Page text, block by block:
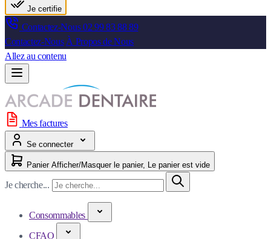
Je certifie
Contactez-Nous02 99 83 88 89
Contactez-Nous À Propos de Nous
Allez au contenu
Mes factures
Se connecter
Panier Afficher/Masquer le panier, Le panier est vide
Je cherche...
Consommables
CFAO